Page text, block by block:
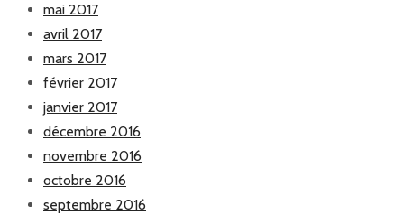
mai 2017
avril 2017
mars 2017
février 2017
janvier 2017
décembre 2016
novembre 2016
octobre 2016
septembre 2016